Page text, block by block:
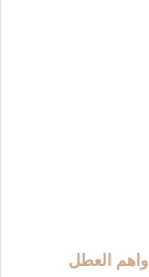
الاجازات الرسمية في الكويت 2023 واهم العطل